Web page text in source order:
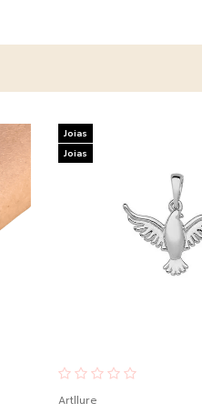
Artllure
Joias
Joias